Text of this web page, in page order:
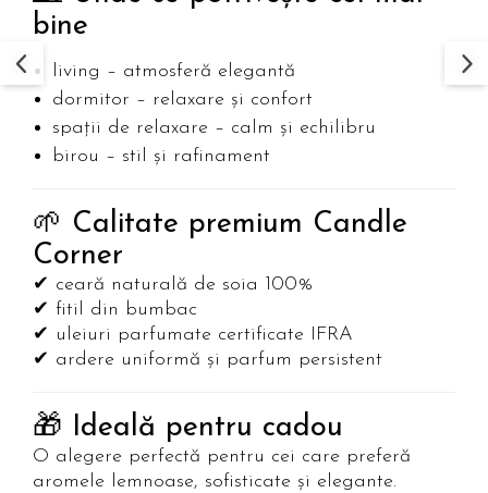
bine
living – atmosferă elegantă
dormitor – relaxare și confort
spații de relaxare – calm și echilibru
birou – stil și rafinament
🌱 Calitate premium Candle
Corner
✔ ceară naturală de soia 100%
✔ fitil din bumbac
✔ uleiuri parfumate certificate IFRA
✔ ardere uniformă și parfum persistent
🎁 Ideală pentru cadou
O alegere perfectă pentru cei care preferă
aromele lemnoase, sofisticate și elegante.